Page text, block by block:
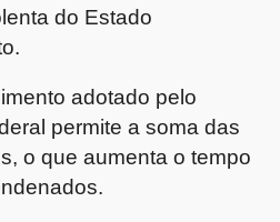
do Estado
adotado pelo
permite a soma das
o que aumenta o tempo